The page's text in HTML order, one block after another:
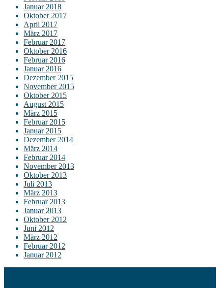
Januar 2018
Oktober 2017
April 2017
März 2017
Februar 2017
Oktober 2016
Februar 2016
Januar 2016
Dezember 2015
November 2015
Oktober 2015
August 2015
März 2015
Februar 2015
Januar 2015
Dezember 2014
März 2014
Februar 2014
November 2013
Oktober 2013
Juli 2013
März 2013
Februar 2013
Januar 2013
Oktober 2012
Juni 2012
März 2012
Februar 2012
Januar 2012